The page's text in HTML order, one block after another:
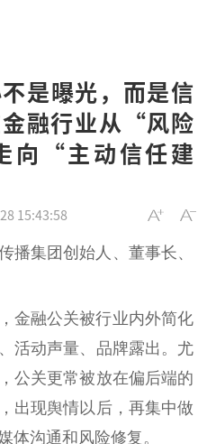
是曝光，而是信
融行业从“风险
向“主动信任建
15:43:58
播集团创始人、董事长、
金融公关被行业内外简化
活动声量、品牌露出。尤
公关更常被放在偏后端的
出现舆情以后，再集中做
体沟通和风险修复。